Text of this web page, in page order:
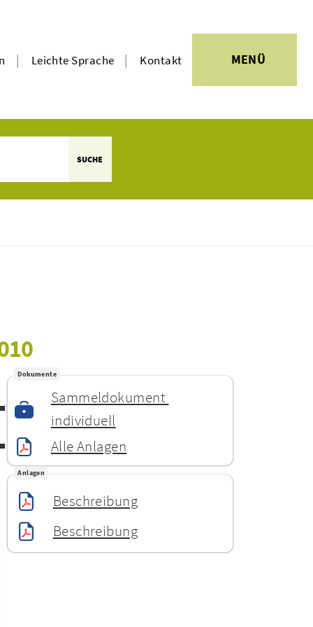
| Leichte Sprache | Kontakt MENÜ
SUCHE
Dokumente
Sammeldokument
individuell
Alle Anlagen
Anlagen
Beschreibung
Beschreibung